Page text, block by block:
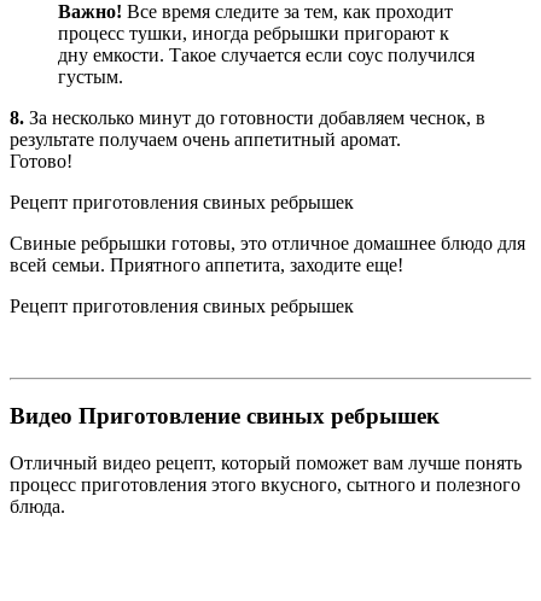
Важно! Все время следите за тем, как проходит
процесс тушки, иногда ребрышки пригорают к
дну емкости. Такое случается если соус получился
густым.
8. За несколько минут до готовности добавляем чеснок, в
результате получаем очень аппетитный аромат.
Готово!
Рецепт приготовления свиных ребрышек
Свиные ребрышки готовы, это отличное домашнее блюдо для
всей семьи. Приятного аппетита, заходите еще!
Рецепт приготовления свиных ребрышек
Видео Приготовление свиных ребрышек
Отличный видео рецепт, который поможет вам лучше понять
процесс приготовления этого вкусного, сытного и полезного
блюда.